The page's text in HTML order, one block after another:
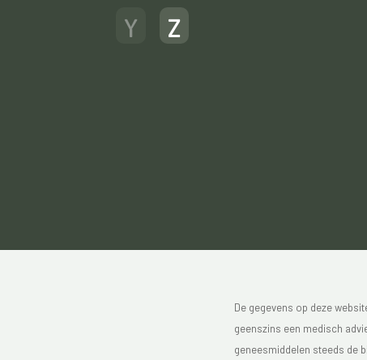
Y
Z
De gegevens op deze
geenszins een medisch
geneesmiddelen steeds de